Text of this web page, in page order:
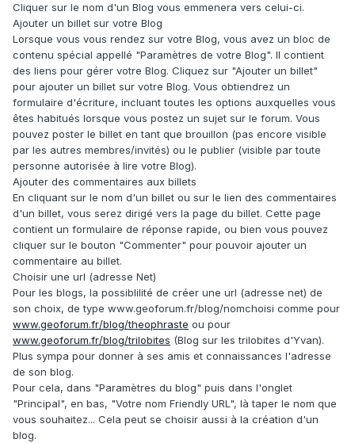
Cliquer sur le nom d'un Blog vous emmenera vers celui-ci.
Ajouter un billet sur votre Blog
Lorsque vous vous rendez sur votre Blog, vous avez un bloc de
contenu spécial appellé "Paramètres de votre Blog". Il contient
des liens pour gérer votre Blog. Cliquez sur "Ajouter un billet"
pour ajouter un billet sur votre Blog. Vous obtiendrez un
formulaire d'écriture, incluant toutes les options auxquelles vous
êtes habitués lorsque vous postez un sujet sur le forum. Vous
pouvez poster le billet en tant que brouillon (pas encore visible
par les autres membres/invités) ou le publier (visible par toute
personne autorisée à lire votre Blog).
Ajouter des commentaires aux billets
En cliquant sur le nom d'un billet ou sur le lien des commentaires
d'un billet, vous serez dirigé vers la page du billet. Cette page
contient un formulaire de réponse rapide, ou bien vous pouvez
cliquer sur le bouton "Commenter" pour pouvoir ajouter un
commentaire au billet.
Choisir une url (adresse Net)
Pour les blogs, la possiblilité de créer une url (adresse net) de
son choix, de type www.geoforum.fr/blog/nomchoisi comme pour
www.geoforum.fr/blog/theophraste ou pour
www.geoforum.fr/blog/trilobites (Blog sur les trilobites d'Yvan).
Plus sympa pour donner à ses amis et connaissances l'adresse
de son blog.
Pour cela, dans "Paramètres du blog" puis dans l'onglet
"Principal", en bas, "Votre nom Friendly URL", là taper le nom que
vous souhaitez... Cela peut se choisir aussi à la création d'un
blog.